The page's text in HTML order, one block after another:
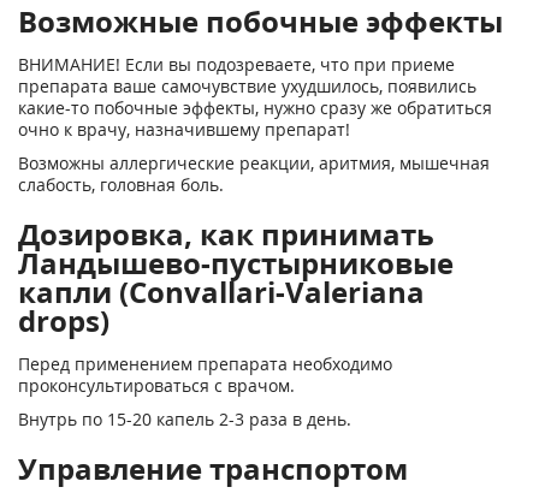
Возможные побочные эффекты
ВНИМАНИЕ! Если вы подозреваете, что при приеме
препарата ваше самочувствие ухудшилось, появились
какие-то побочные эффекты, нужно сразу же обратиться
очно к врачу, назначившему препарат!
Возможны аллергические реакции, аритмия, мышечная
слабость, головная боль.
Дозировка, как принимать
Ландышево-пустырниковые
капли (Convallari-Valeriana
drops)
Перед применением препарата необходимо
проконсультироваться с врачом.
Внутрь по 15-20 капель 2-3 раза в день.
Управление транспортом